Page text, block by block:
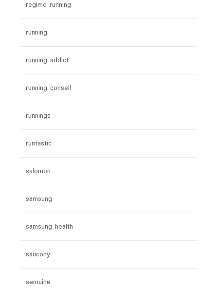
regime running
running
running addict
running conseil
runnings
runtastic
salomon
samsung
samsung health
saucony
semaine